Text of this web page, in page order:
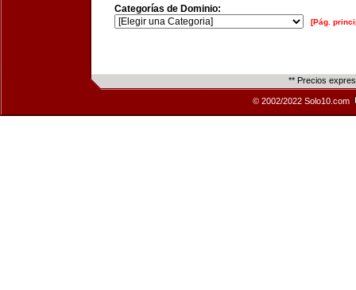
Categorías de Dominio:
[Pág.
** Precios
© 2002/2022 Solo10.com